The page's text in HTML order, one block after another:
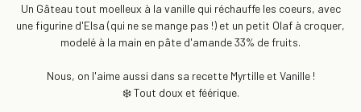
Un Gâteau tout moelleux à la vanille qui réchauffe les coeurs, avec
une figurine d'Elsa (qui ne se mange pas !) et un petit Olaf à croquer,
modelé à la main en pâte d'amande 33% de fruits.
Nous, on l'aime aussi dans sa recette Myrtille et Vanille !
❄️ Tout doux et féérique.